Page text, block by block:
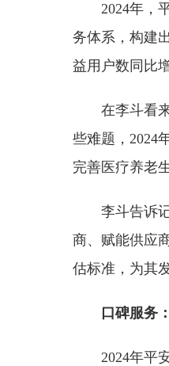
2024年，
务体系，构建
益用户数同比
在李斗看
些难题，2024
完善医疗养老
李斗告诉
商、赋能供应
估标准，为其
口碑服务
2024年平